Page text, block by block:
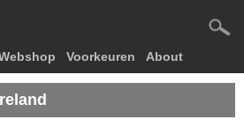
Voorkeuren About